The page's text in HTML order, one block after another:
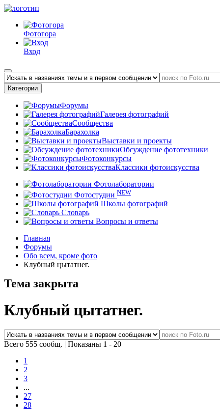
Фотогора
Вход
Категории
Форумы
Галерея фотографий
Сообщества
Барахолка
Выставки и проекты
Обсуждение фототехники
Фотоконкурсы
Классики фотоискусства
Фотолаборатории
Фотостудии NEW
Школы фотографий
Словарь
Вопросы и ответы
Главная
Форумы
Обо всем, кроме фото
Клубный цытатнег.
Тема закрыта
Клубный цытатнег.
Всего 555 сообщ. | Показаны 1 - 20
1
2
3
...
27
28